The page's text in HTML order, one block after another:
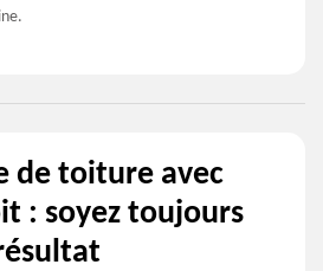
de toiture avec
: soyez toujours